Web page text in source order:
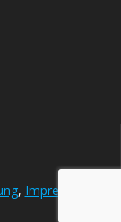
, Impressum